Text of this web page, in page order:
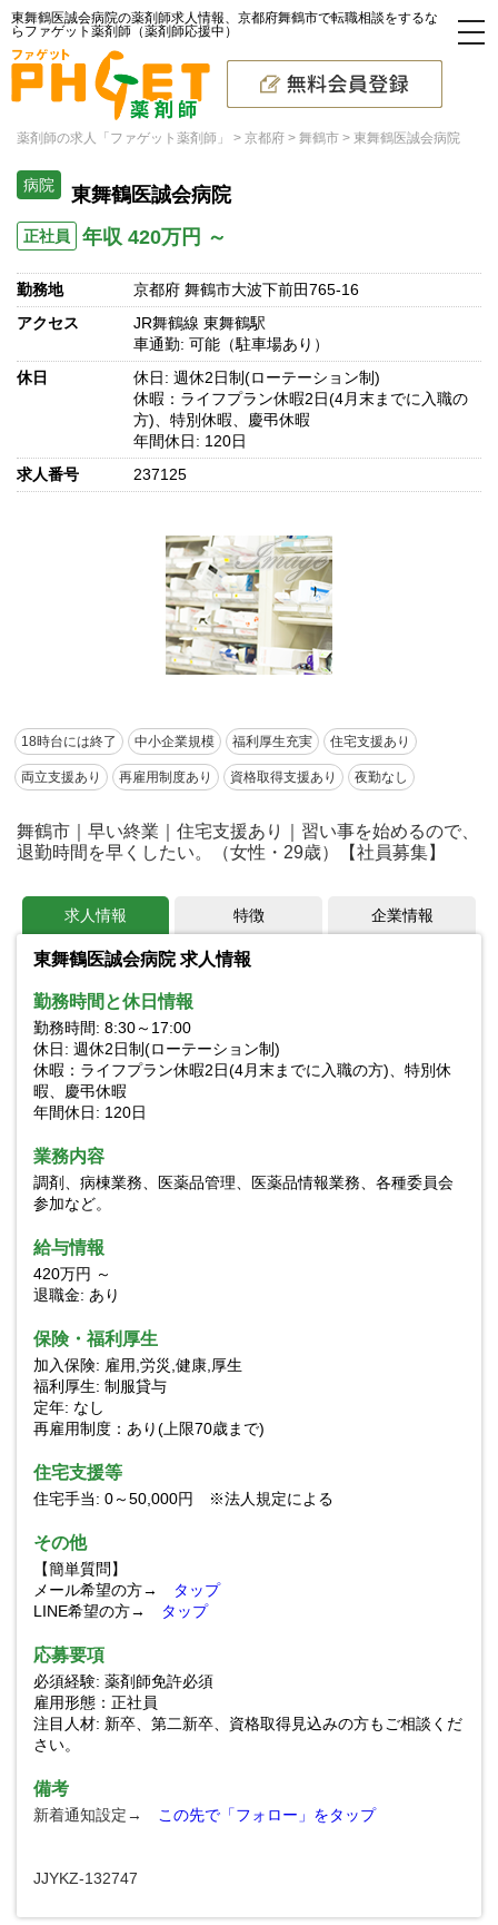
東舞鶴医誠会病院の薬剤師求人情報、京都府舞鶴市で転職相談をするな
らファゲット薬剤師（薬剤師応援中）
薬剤師の求人「ファゲット薬剤師」 京都府 舞鶴市 東舞鶴医誠会病院
病院 東舞鶴医誠会病院
正社員 年収 420万円 ～
勤務地
京都府 舞鶴市大波下前田765-16
アクセス
JR舞鶴線 東舞鶴駅
車通勤: 可能（駐車場あり）
休日
休日: 週休2日制(ローテーション制)
休暇：ライフプラン休暇2日(4月末までに入職の
方)、特別休暇、慶弔休暇
年間休日: 120日
求人番号
237125
18時台には終了 中小企業規模 福利厚生充実 住宅支援あり
両立支援あり 再雇用制度あり 資格取得支援あり 夜勤なし
舞鶴市｜早い終業｜住宅支援あり｜習い事を始めるので、
退勤時間を早くしたい。（女性・29歳）【社員募集】
求人情報 特徴 企業情報
東舞鶴医誠会病院 求人情報
勤務時間と休日情報
勤務時間: 8:30～17:00
休日: 週休2日制(ローテーション制)
休暇：ライフプラン休暇2日(4月末までに入職の方)、特別休
暇、慶弔休暇
年間休日: 120日
業務内容
調剤、病棟業務、医薬品管理、医薬品情報業務、各種委員会
参加など。
給与情報
420万円 ～
退職金: あり
保険・福利厚生
加入保険: 雇用,労災,健康,厚生
福利厚生: 制服貸与
定年: なし
再雇用制度：あり(上限70歳まで)
住宅支援等
住宅手当: 0～50,000円 ※法人規定による
その他
【簡単質問】
メール希望の方→
タップ
LINE希望の方→
タップ
応募要項
必須経験: 薬剤師免許必須
雇用形態：正社員
注目人材: 新卒、第二新卒、資格取得見込みの方もご相談くだ
さい。
備考
新着通知設定→ この先で「フォロー」をタップ
JJYKZ-132747